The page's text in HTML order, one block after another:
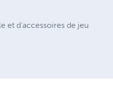
et d'accessoires de jeu